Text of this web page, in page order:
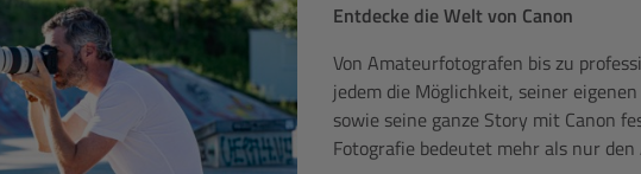
Entdecke die Welt von Canon
Von Amateurfotografen bis zu
jedem die Möglichkeit, seiner
sowie seine ganze Story mit Canon
Fotografie bedeutet mehr als nur